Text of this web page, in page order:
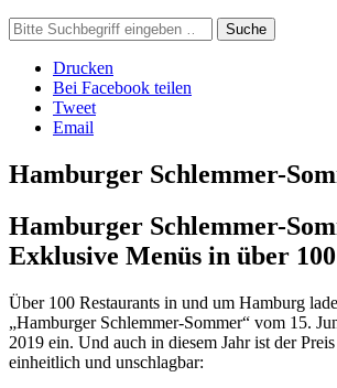
Suche
Drucken
Bei Facebook teilen
Tweet
Email
Hamburger Schlemmer-
Hamburger Schlemmer-
Exklusive Menüs in über
Über 100 Restaurants in und um Hamburg
„Hamburger Schlemmer-Sommer“ vom 15.
2019 ein. Und auch in diesem Jahr ist der
einheitlich und unschlagbar: